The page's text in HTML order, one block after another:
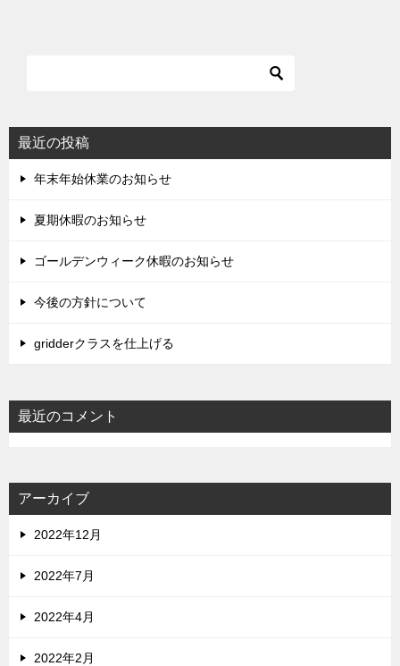
最近の投稿
年末年始休業のお知らせ
夏期休暇のお知らせ
ゴールデンウィーク休暇のお知らせ
今後の方針について
gridderクラスを仕上げる
最近のコメント
アーカイブ
2022年12月
2022年7月
2022年4月
2022年2月